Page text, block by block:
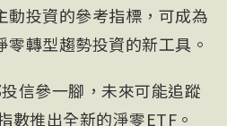
動投資的參考指標，可成為
轉型趨勢投資的新工具。
信參一腳，未來可能追蹤
數推出全新的淨零ETF。